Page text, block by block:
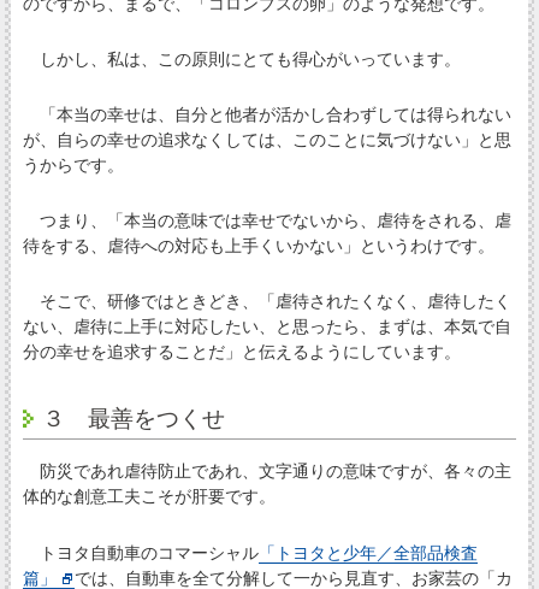
しかし、私は、この原則にとても得心がいっています。
「本当の幸せは、自分と他者が活かし合わずしては得られない
が、自らの幸せの追求なくしては、このことに気づけない」と思
うからです。
つまり、「本当の意味では幸せでないから、虐待をされる、虐
待をする、虐待への対応も上手くいかない」というわけです。
そこで、研修ではときどき、「虐待されたくなく、虐待したく
ない、虐待に上手に対応したい、と思ったら、まずは、本気で自
分の幸せを追求することだ」と伝えるようにしています。
３ 最善をつくせ
防災であれ虐待防止であれ、文字通りの意味ですが、各々の主
体的な創意工夫こそが肝要です。
トヨタ自動車のコマーシャル「トヨタと少年／全部品検査
篇」
では、自動車を全て分解して一から見直す、お家芸の「カ